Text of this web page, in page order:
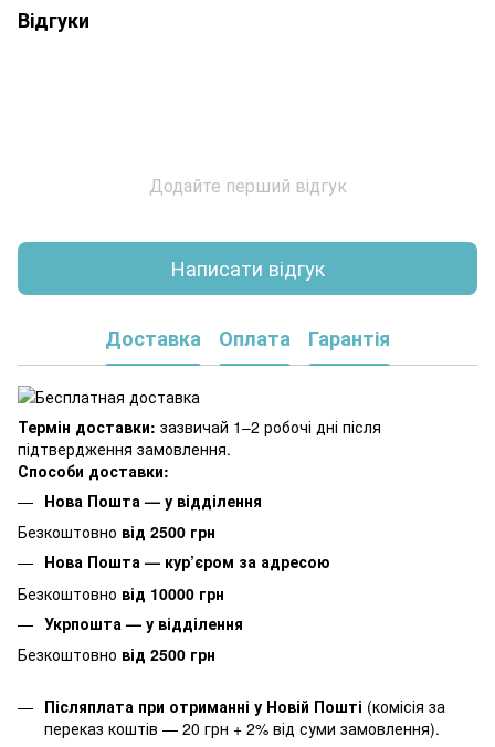
Відгуки
Додайте перший відгук
Написати відгук
Доставка Оплата Гарантія
Термін доставки: зазвичай 1–2 робочі дні після
підтвердження замовлення.
Способи доставки:
Нова Пошта — у відділення
Безкоштовно від 2500 грн
Нова Пошта — кур’єром за адресою
Безкоштовно від 10000 грн
Укрпошта — у відділення
Безкоштовно від 2500 грн
Післяплата при отриманні у Новій Пошті (комісія за
переказ коштів — 20 грн + 2% від суми замовлення).